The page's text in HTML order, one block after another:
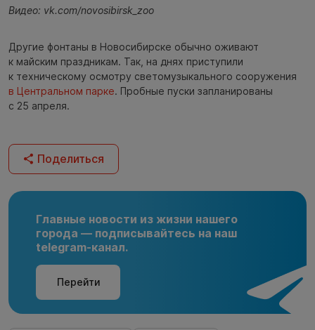
Видео: vk.com/novosibirsk_zoo
Другие фонтаны в Новосибирске обычно оживают
к майским праздникам. Так, на днях приступили
к техническому осмотру светомузыкального сооружения
в Центральном парке. Пробные пуски запланированы
с 25 апреля.
Поделиться
Главные новости из жизни нашего
города — подписывайтесь на наш
telegram-канал.
Перейти